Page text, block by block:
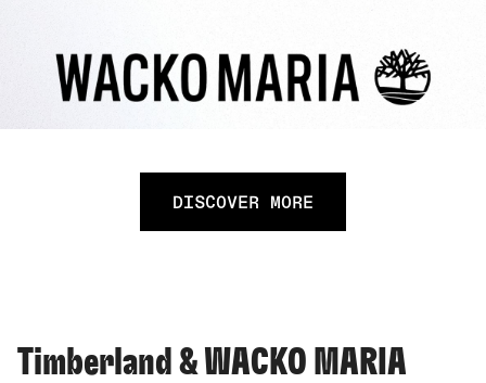
DISCOVER MORE
Timberland & WACKO MARIA